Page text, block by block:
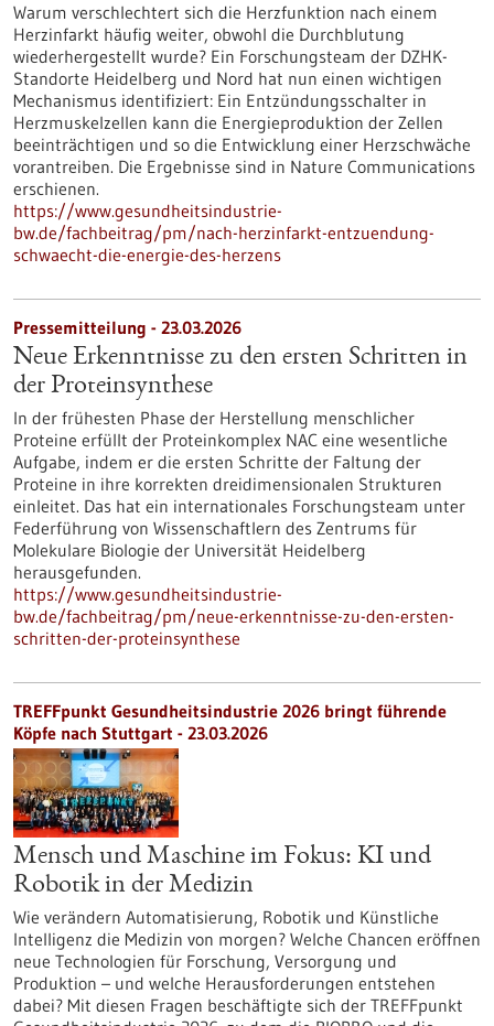
Warum verschlechtert sich die Herzfunktion nach einem
Herzinfarkt häufig weiter, obwohl die Durchblutung
wiederhergestellt wurde? Ein Forschungsteam der DZHK-
Standorte Heidelberg und Nord hat nun einen wichtigen
Mechanismus identifiziert: Ein Entzündungsschalter in
Herzmuskelzellen kann die Energieproduktion der Zellen
beeinträchtigen und so die Entwicklung einer Herzschwäche
vorantreiben. Die Ergebnisse sind in Nature Communications
erschienen.
https://www.gesundheitsindustrie-
bw.de/fachbeitrag/pm/nach-herzinfarkt-entzuendung-
schwaecht-die-energie-des-herzens
Pressemitteilung - 23.03.2026
Neue Erkenntnisse zu den ersten Schritten in
der Proteinsynthese
In der frühesten Phase der Herstellung menschlicher
Proteine erfüllt der Proteinkomplex NAC eine wesentliche
Aufgabe, indem er die ersten Schritte der Faltung der
Proteine in ihre korrekten dreidimensionalen Strukturen
einleitet. Das hat ein internationales Forschungsteam unter
Federführung von Wissenschaftlern des Zentrums für
Molekulare Biologie der Universität Heidelberg
herausgefunden.
https://www.gesundheitsindustrie-
bw.de/fachbeitrag/pm/neue-erkenntnisse-zu-den-ersten-
schritten-der-proteinsynthese
TREFFpunkt Gesundheitsindustrie 2026 bringt führende
Köpfe nach Stuttgart - 23.03.2026
Mensch und Maschine im Fokus: KI und
Robotik in der Medizin
Wie verändern Automatisierung, Robotik und Künstliche
Intelligenz die Medizin von morgen? Welche Chancen eröffnen
neue Technologien für Forschung, Versorgung und
Produktion – und welche Herausforderungen entstehen
dabei? Mit diesen Fragen beschäftigte sich der TREFFpunkt